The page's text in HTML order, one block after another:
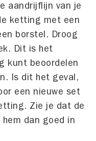
aandrijflijn van je
ketting met een
borstel. Droog
Dit is het
kunt beoordelen
Is dit het geval,
een nieuwe set
Zie je dat de
dan goed in